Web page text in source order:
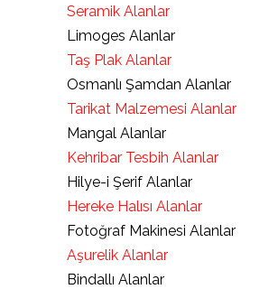
Seramik Alanlar
Limoges Alanlar
Taş Plak Alanlar
Osmanlı Şamdan Alanlar
Tarikat Malzemesi Alanlar
Mangal Alanlar
Kehribar Tesbih Alanlar
Hilye-i Şerif Alanlar
Hereke Halısı Alanlar
Fotoğraf Makinesi Alanlar
Aşurelik Alanlar
Bindallı Alanlar